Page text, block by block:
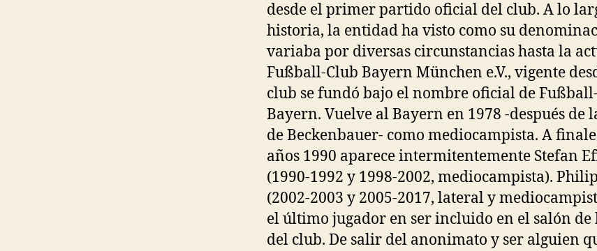
desde el primer partido oficial del club. A lo
historia, la entidad ha visto como su
variaba por diversas circunstancias hasta la
Fußball-Club Bayern München e.V., vigente
club se fundó bajo el nombre oficial de
Bayern. Vuelve al Bayern en 1978 -después de
de Beckenbauer- como mediocampista. A
años 1990 aparece intermitentemente Stefan
(1990-1992 y 1998-2002, mediocampista).
(2002-2003 y 2005-2017, lateral y
el último jugador en ser incluido en el salón de
del club. De salir del anonimato y ser alguien